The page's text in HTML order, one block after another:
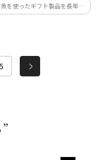
を使ったギフト製品を長年開
ている美飾遊膳が手がける海
5